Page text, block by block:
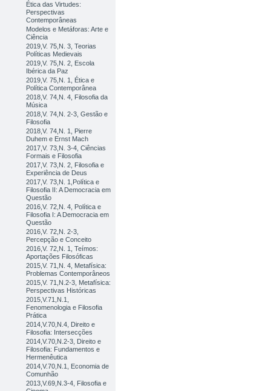
Ética das Virtudes:
Perspectivas
Contemporâneas
Modelos e Metáforas: Arte e
Ciência
2019,V. 75,N. 3, Teorias
Políticas Medievais
2019,V. 75,N. 2, Escola
Ibérica da Paz
2019,V. 75,N. 1, Ética e
Política Contemporânea
2018,V. 74,N. 4, Filosofia da
Música
2018,V. 74,N. 2-3, Gestão e
Filosofia
2018,V. 74,N. 1, Pierre
Duhem e Ernst Mach
2017,V. 73,N. 3-4, Ciências
Formais e Filosofia
2017,V. 73,N. 2, Filosofia e
Experiência de Deus
2017,V. 73,N. 1,Política e
Filosofia II: A Democracia em
Questão
2016,V. 72,N. 4, Política e
Filosofia I: A Democracia em
Questão
2016,V. 72,N. 2-3,
Percepção e Conceito
2016,V. 72,N. 1, Teímos:
Aportações Filosóficas
2015,V. 71,N. 4, Metafísica:
Problemas Contemporâneos
2015,V. 71,N.2-3, Metafísica:
Perspectivas Históricas
2015,V.71,N.1,
Fenomenologia e Filosofia
Prática
2014,V.70,N.4, Direito e
Filosofia: Intersecções
2014,V.70,N.2-3, Direito e
Filosofia: Fundamentos e
Hermenêutica
2014,V.70,N.1, Economia de
Comunhão
2013,V.69,N.3-4, Filosofia e